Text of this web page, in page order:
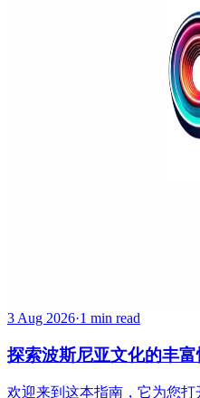
3 Aug 2026·1 min read
探索波斯尼亚文化的丰
欢迎来到这本指南，它为您